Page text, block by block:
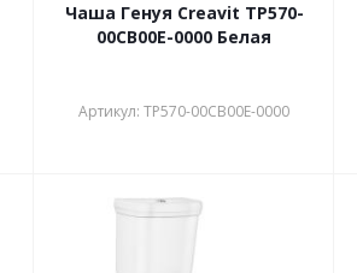
Чаша Генуя Creavit TP570-
00CB00E-0000 Белая
Артикул: TP570-00CB00E-0000